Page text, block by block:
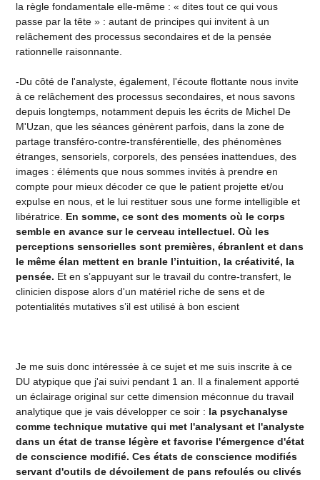
la règle fondamentale elle-même : « dites tout ce qui vous
passe par la tête » : autant de principes qui invitent à un
relâchement des processus secondaires et de la pensée
rationnelle raisonnante.
-Du côté de l'analyste, également, l'écoute flottante nous invite
à ce relâchement des processus secondaires, et nous savons
depuis longtemps, notamment depuis les écrits de Michel De
M'Uzan, que les séances génèrent parfois, dans la zone de
partage transféro-contre-transférentielle, des phénomènes
étranges, sensoriels, corporels, des pensées inattendues, des
images : éléments que nous sommes invités à prendre en
compte pour mieux décoder ce que le patient projette et/ou
expulse en nous, et le lui restituer sous une forme intelligible et
libératrice. En somme, ce sont des moments où le corps
semble en avance sur le cerveau intellectuel. Où les
perceptions sensorielles sont premières, ébranlent et dans
le même élan mettent en branle l’intuition, la créativité, la
pensée. Et en s’appuyant sur le travail du contre-transfert, le
clinicien dispose alors d'un matériel riche de sens et de
potentialités mutatives s’il est utilisé à bon escient
Je me suis donc intéressée à ce sujet et me suis inscrite à ce
DU atypique que j'ai suivi pendant 1 an. Il a finalement apporté
un éclairage original sur cette dimension méconnue du travail
analytique que je vais développer ce soir : la psychanalyse
comme technique mutative qui met l'analysant et l'analyste
dans un état de transe légère et favorise l'émergence d'état
de conscience modifié. Ces états de conscience modifiés
servant d'outils de dévoilement de pans refoulés ou clivés